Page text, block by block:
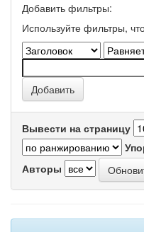
Добавить фильтры:
Используйте фильтры,
Вывести на страницу
Авторы